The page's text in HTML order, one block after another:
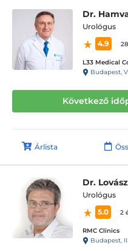
Dr.
Urológus
4.9
L33 Medical
Budapest,
Következő
Árlista
Dr.
Urológus
5.0
2
RMC Clinics
Budapest, II.